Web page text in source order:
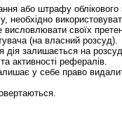
або штрафу облікового
використовувати
своїх
(на власний розсуд).
дія залишається на
активності рефералів.
у себе право